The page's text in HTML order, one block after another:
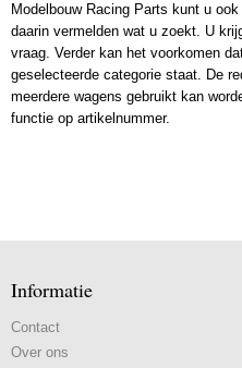
Modelbouw Racing Parts kunt u
daarin vermelden wat u zoekt. U
vraag. Verder kan het voorkomen
geselecteerde categorie staat. De
meerdere wagens gebruikt kan
functie op artikelnummer.
Informatie
Contact
Over ons